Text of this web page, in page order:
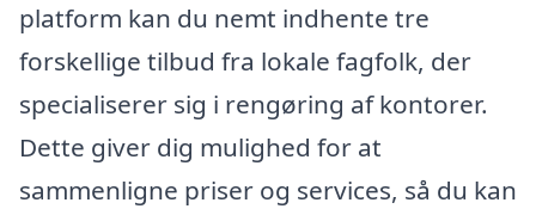
platform kan du nemt indhente tre
forskellige tilbud fra lokale fagfolk, der
specialiserer sig i rengøring af kontorer.
Dette giver dig mulighed for at
sammenligne priser og services, så du kan